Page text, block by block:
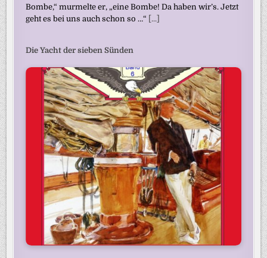
Bombe,“ murmelte er, „eine Bombe! Da haben wir’s. Jetzt
geht es bei uns auch schon so …“ [...]
Die Yacht der sieben Sünden